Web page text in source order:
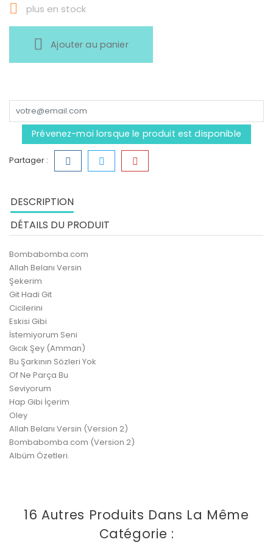
 plus en stock
Ajouter au panier
Prévenez-moi lorsque le produit est disponible
Partager :
DESCRIPTION
DÉTAILS DU PRODUIT
Bombabomba.com
Allah Belanı Versin
Şekerim
Git Hadi Git
Cicilerini
Eskisi Gibi
İstemiyorum Seni
Gıcık Şey (Amman)
Bu Şarkının Sözleri Yok
Of Ne Parça Bu
Seviyorum
Hap Gibi İçerim
Oley
Allah Belanı Versin (Version 2)
Bombabomba.com (Version 2)
Albüm Özetleri.
16 Autres Produits Dans La Même
Catégorie :